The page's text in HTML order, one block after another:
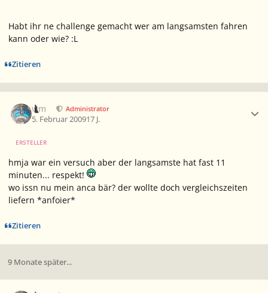
Habt ihr ne challenge gemacht wer am langsamsten fahren
kann oder wie? :L
Zitieren
wm Administrator
5. Februar 200917 J.
ERSTELLER
hmja war ein versuch aber der langsamste hat fast 11
minuten... respekt!
wo issn nu mein anca bär? der wollte doch vergleichszeiten
liefern *anfoier*
Zitieren
9 Monate später...